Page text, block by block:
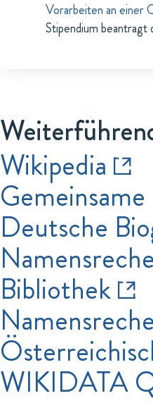
Vorarbeiten an einer
Stipendium beantragt
Wikipedia
Deutsche
Bibliothek
WIKIDATA